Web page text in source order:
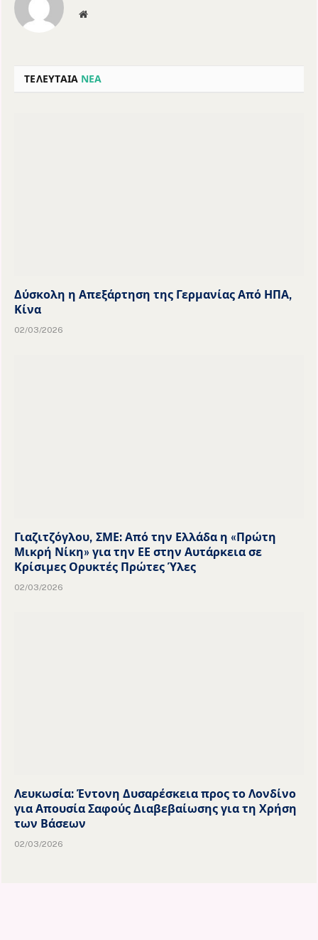
Website
ΤΕΛΕΥΤΑΙΑ ΝΕΑ
Δύσκολη η Απεξάρτηση της Γερμανίας Από ΗΠΑ,
Κίνα
02/03/2026
Γιαζιτζόγλου, ΣΜΕ: Από την Ελλάδα η «Πρώτη
Μικρή Νίκη» για την ΕΕ στην Αυτάρκεια σε
Κρίσιμες Ορυκτές Πρώτες Ύλες
02/03/2026
Λευκωσία: Έντονη Δυσαρέσκεια προς το Λονδίνο
για Απουσία Σαφούς Διαβεβαίωσης για τη Χρήση
των Βάσεων
02/03/2026